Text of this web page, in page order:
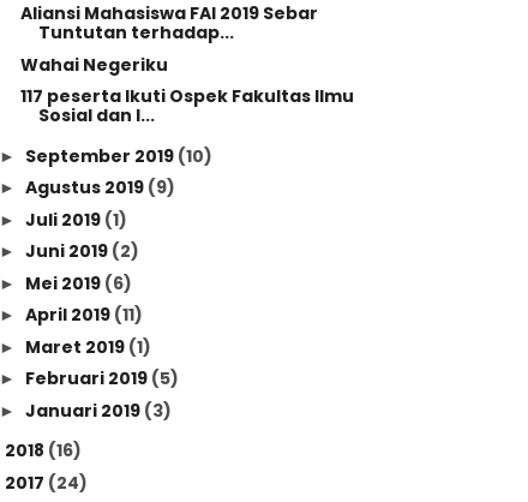
Aliansi Mahasiswa FAI 2019 Sebar
Tuntutan terhadap...
Wahai Negeriku
117 peserta Ikuti Ospek Fakultas Ilmu
Sosial dan I...
► September 2019 (10)
► Agustus 2019 (9)
► Juli 2019 (1)
► Juni 2019 (2)
► Mei 2019 (6)
► April 2019 (11)
► Maret 2019 (1)
► Februari 2019 (5)
► Januari 2019 (3)
2018 (16)
2017 (24)